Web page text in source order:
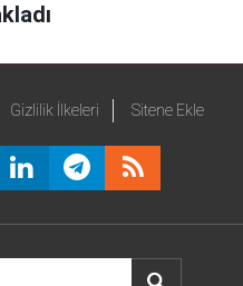
Gizlilik İlkeleri Sitene Ekle